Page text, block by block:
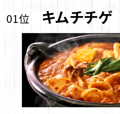
01位 キムチチゲ